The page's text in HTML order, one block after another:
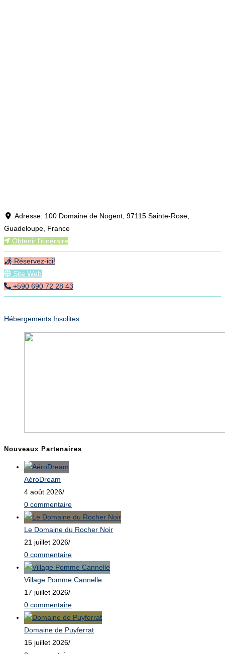
Loading...
Adresse: 100 Domaine de Nogent, 97115 Sainte-Rose,
Guadeloupe, France
Obtenir l'itinéraire
Réservez-ici!
Site Web
+590 690 72 28 43
Hébergements Insolites
Nouveaux Partenaires
AéroDream
4 août 2026/
0 commentaire
Le Domaine du Rocher Noir
21 juillet 2026/
0 commentaire
Village Pomme Cannelle
17 juillet 2026/
0 commentaire
Domaine de Puyferrat
15 juillet 2026/